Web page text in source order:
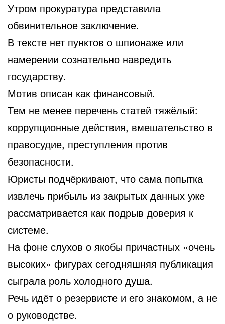
Утром прокуратура представила
обвинительное заключение.
В тексте нет пунктов о шпионаже или
намерении сознательно навредить
государству.
Мотив описан как финансовый.
Тем не менее перечень статей тяжёлый:
коррупционные действия, вмешательство в
правосудие, преступления против
безопасности.
Юристы подчёркивают, что сама попытка
извлечь прибыль из закрытых данных уже
рассматривается как подрыв доверия к
системе.
На фоне слухов о якобы причастных «очень
высоких» фигурах сегодняшняя публикация
сыграла роль холодного душа.
Речь идёт о резервисте и его знакомом, а не
о руководстве.